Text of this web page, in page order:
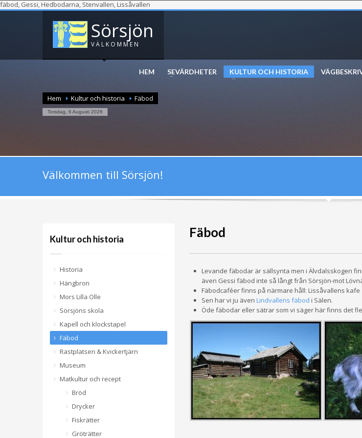
fäbod, Gessi, Hedbodarna, Stenvallen, Lissåvallen
Sörsjön
VÄLKOMMEN
HEM SEVÄRDHETER KULTUR OCH HISTORIA
Hem Kultur och historia Fäbod
Torsdag, 6 Augusti 2026
Välkommen till Sörsjön!
Kultur och historia
Historia
Hängbron
Mors Lilla Olle
Sörsjöns skola
Kapell och klockstapel
Fäbod
Rastplatsen & Kvickertjärn
Museum
Matkultur och recept
Bröd
Drycker
Fiskrätter
Gröträtter
Fäbod
Levande fäbodar är sällsynta men i Älvdalsskogen
även Gessi fäbod inte så långt från Sörsjön-mot
Fäbodcaféer finns på närmare håll: Lissåvallens
Sen har vi ju även Lindvallens fäbod i Sälen.
Öde fäbodar eller sätrar som vi säger här finns det